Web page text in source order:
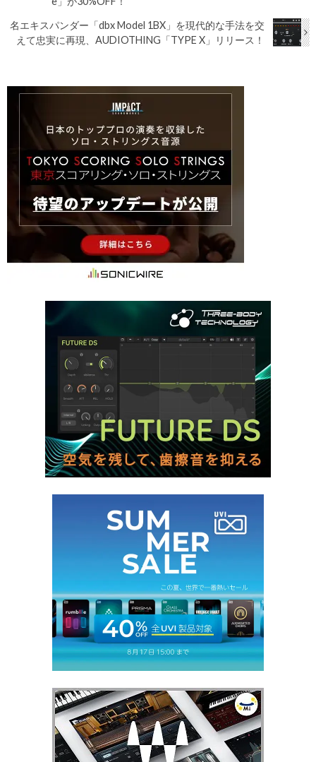
名エキスパンダー「dbx Model 1BX」を現代的な手法を交
えて忠実に再現、AUDIOTHING「TYPE X」リリース！